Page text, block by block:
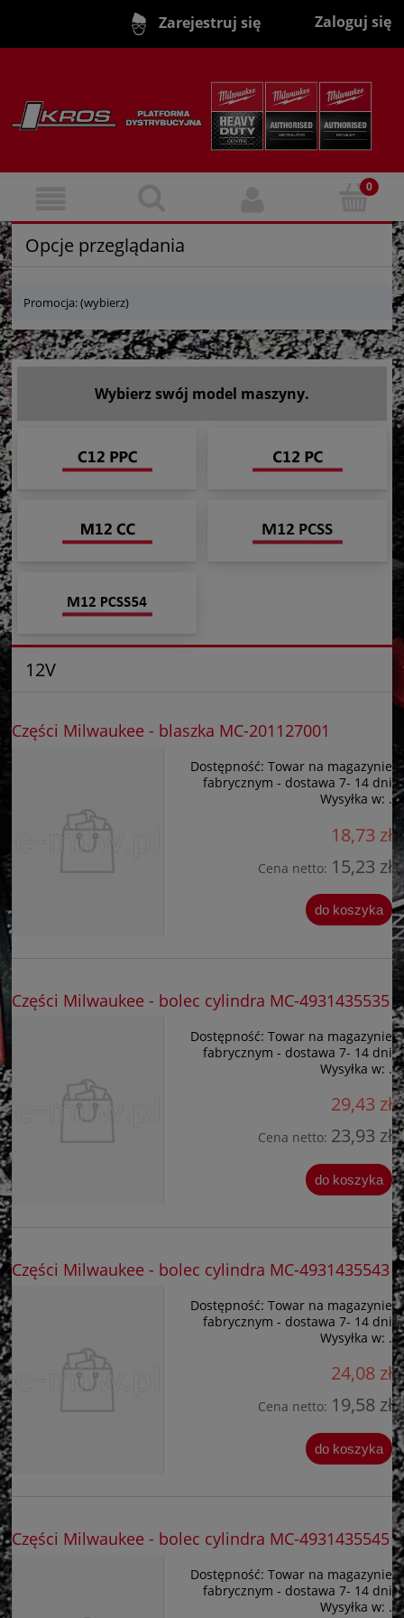
Zarejestruj się Zaloguj się
Opcje przeglądania
Promocja: (wybierz)
Wybierz swój model maszyny.
12V
Części Milwaukee - blaszka MC-201127001
Dostępność: Towar na magazynie
fabrycznym - dostawa 7- 14 dni
Wysyłka w: .
18,73 zł
Cena netto: 15,23 zł
do koszyka
Części Milwaukee - bolec cylindra MC-4931435535
Dostępność: Towar na magazynie
fabrycznym - dostawa 7- 14 dni
Wysyłka w: .
29,43 zł
Cena netto: 23,93 zł
do koszyka
Części Milwaukee - bolec cylindra MC-4931435543
Dostępność: Towar na magazynie
fabrycznym - dostawa 7- 14 dni
Wysyłka w: .
24,08 zł
Cena netto: 19,58 zł
do koszyka
Części Milwaukee - bolec cylindra MC-4931435545
Dostępność: Towar na magazynie
fabrycznym - dostawa 7- 14 dni
Wysyłka w: .